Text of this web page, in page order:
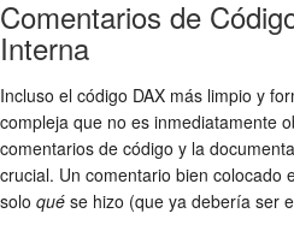
Comentarios de
Interna
Incluso el código DAX más limpio y
compleja que no es inmediatamente
comentarios de código y la
crucial. Un comentario bien colocado
solo qué se hizo (que ya debería ser